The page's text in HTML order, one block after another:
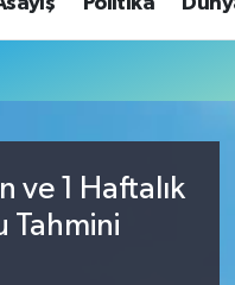
ve 1 Haftalık
Tahmini
ve Fikstür